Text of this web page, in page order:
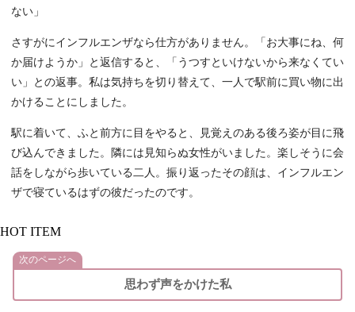
ない」
さすがにインフルエンザなら仕方がありません。「お大事にね、何
か届けようか」と返信すると、「うつすといけないから来なくてい
い」との返事。私は気持ちを切り替えて、一人で駅前に買い物に出
かけることにしました。
駅に着いて、ふと前方に目をやると、見覚えのある後ろ姿が目に飛
び込んできました。隣には見知らぬ女性がいました。楽しそうに会
話をしながら歩いている二人。振り返ったその顔は、インフルエン
ザで寝ているはずの彼だったのです。
HOT ITEM
次のページへ
思わず声をかけた私